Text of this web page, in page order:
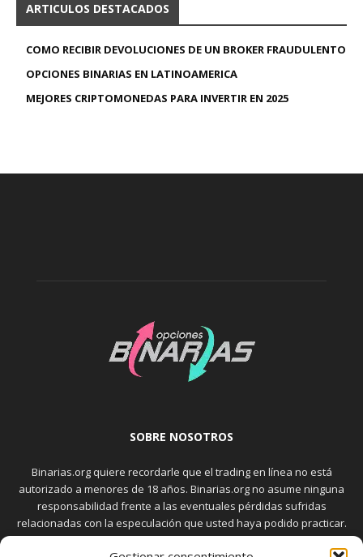
ARTICULOS DESTACADOS
COMO RECIBIR DEVOLUCIONES DE UN BROKER FRAUDULENTO
OPCIONES BINARIAS EN LATINOAMERICA
MEJORES CRIPTOMONEDAS PARA INVERTIR EN 2025
SOBRE NOSOTROS
Binarias.org quiere recordarle que el trading en línea no está
autorizado a menores de 18 años. Binarias.org no asume ninguna
responsabilidad frente a las eventuales pérdidas sufridas
relacionadas con la especulación que usted haya podido practicar.
El trading en el mercado de opciones binarias implica riesgos